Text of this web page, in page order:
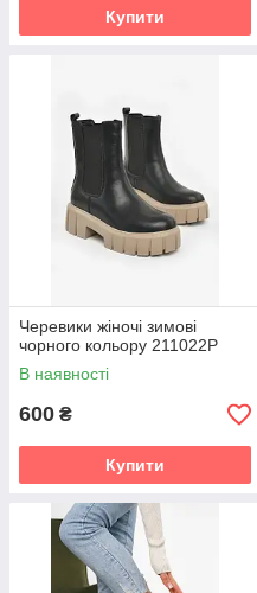
Купити
Черевики жіночі зимові
чорного кольору 211022P
В наявності
600 ₴
Купити